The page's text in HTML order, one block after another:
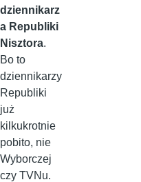
dziennikarz
a Republiki
Nisztora.
Bo to
dziennikarzy
Republiki
już
kilkukrotnie
pobito, nie
Wyborczej
czy TVNu.